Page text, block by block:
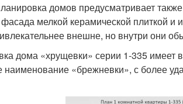
домов предусматривает
фасада мелкой керамической плиткой
внешне, но внутри они
дома «хрущевки» серии 1-335 имеет
наименование «брежневки», с более